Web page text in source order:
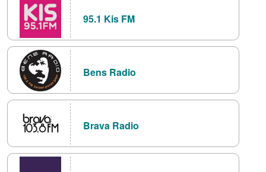
95.1 Kis FM
Bens Radio
Brava Radio